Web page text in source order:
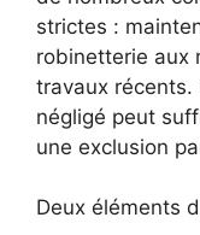
strictes :
robinetterie aux
travaux récents.
négligé peut
une exclusion
Deux éléments